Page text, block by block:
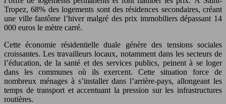
Tropez, 68% des logements sont des résidences secondaires, créant
une ville fantôme l’hiver malgré des prix immobiliers dépassant 14
000 euros le mètre carré.
Cette économie résidentielle duale génère des tensions sociales
croissantes. Les travailleurs locaux, notamment dans les secteurs de
l’éducation, de la santé et des services publics, peinent à se loger
dans les communes où ils exercent. Cette situation force de
nombreux ménages à s’installer dans l’arrière-pays, allongeant les
temps de transport et accentuant la pression sur les infrastructures
routières.